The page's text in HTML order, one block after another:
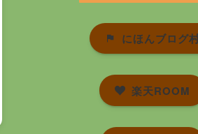
にほんブログ
楽天ROOM